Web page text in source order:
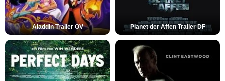
Aladdin Trailer OV Planet der Affen Trailer DF